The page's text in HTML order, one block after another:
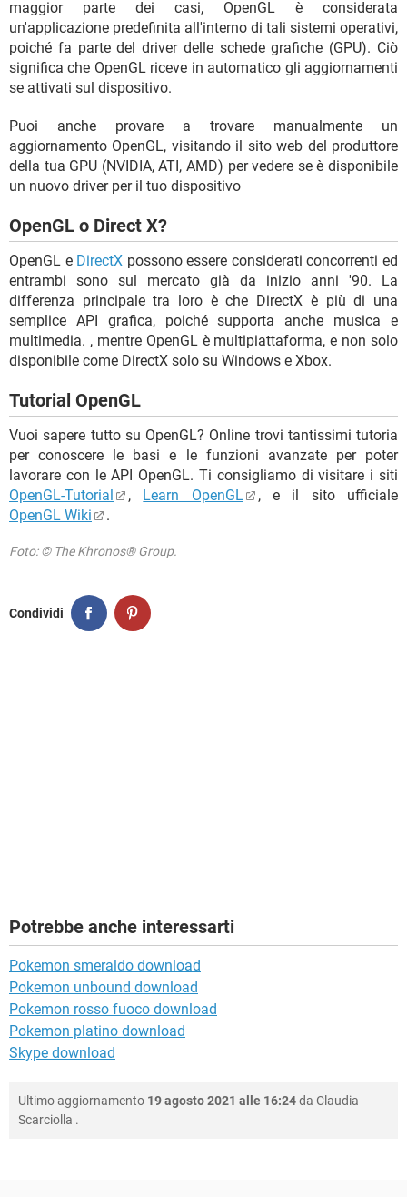
maggior parte dei casi, OpenGL è considerata
un'applicazione predefinita all'interno di tali sistemi operativi,
poiché fa parte del driver delle schede grafiche (GPU). Ciò
significa che OpenGL riceve in automatico gli aggiornamenti
se attivati sul dispositivo.
Puoi anche provare a trovare manualmente un
aggiornamento OpenGL, visitando il sito web del produttore
della tua GPU (NVIDIA, ATI, AMD) per vedere se è disponibile
un nuovo driver per il tuo dispositivo
OpenGL o Direct X?
OpenGL e DirectX possono essere considerati concorrenti ed
entrambi sono sul mercato già da inizio anni '90. La
differenza principale tra loro è che DirectX è più di una
semplice API grafica, poiché supporta anche musica e
multimedia. , mentre OpenGL è multipiattaforma, e non solo
disponibile come DirectX solo su Windows e Xbox.
Tutorial OpenGL
Vuoi sapere tutto su OpenGL? Online trovi tantissimi tutoria
per conoscere le basi e le funzioni avanzate per poter
lavorare con le API OpenGL. Ti consigliamo di visitare i siti
OpenGL-Tutorial
, Learn OpenGL
, e il sito ufficiale
OpenGL Wiki
.
Foto: © The Khronos® Group.
Condividi
Potrebbe anche interessarti
Pokemon smeraldo download
Pokemon unbound download
Pokemon rosso fuoco download
Pokemon platino download
Skype download
Ultimo aggiornamento 19 agosto 2021 alle 16:24da Claudia
Scarciolla .